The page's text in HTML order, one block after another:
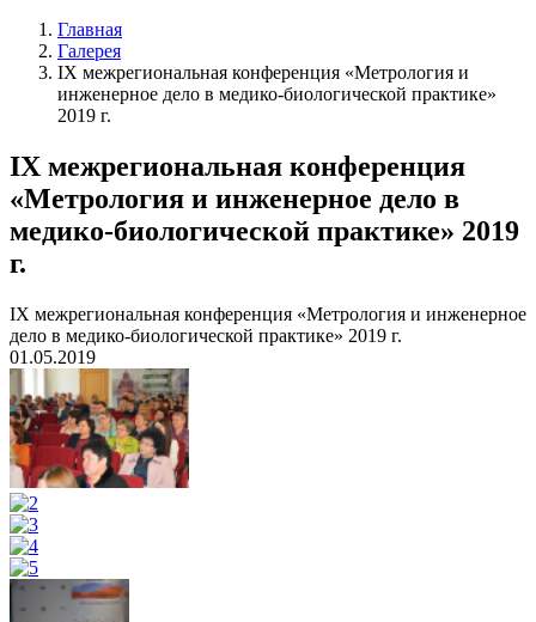
Главная
Галерея
IX межрегиональная конференция «Метрология и
инженерное дело в медико-биологической практике»
2019 г.
IX межрегиональная конференция
«Метрология и инженерное дело в
медико-биологической практике» 2019
г.
IX межрегиональная конференция «Метрология и инженерное
дело в медико-биологической практике» 2019 г.
01.05.2019